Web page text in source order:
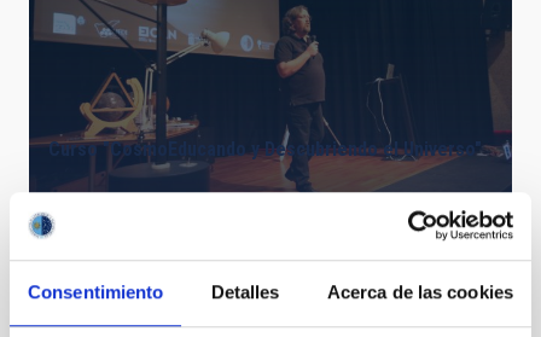
Consentimiento Detalles Acerca de las cookies
Curso "CosmoEducando y Descubriendo el Universo"